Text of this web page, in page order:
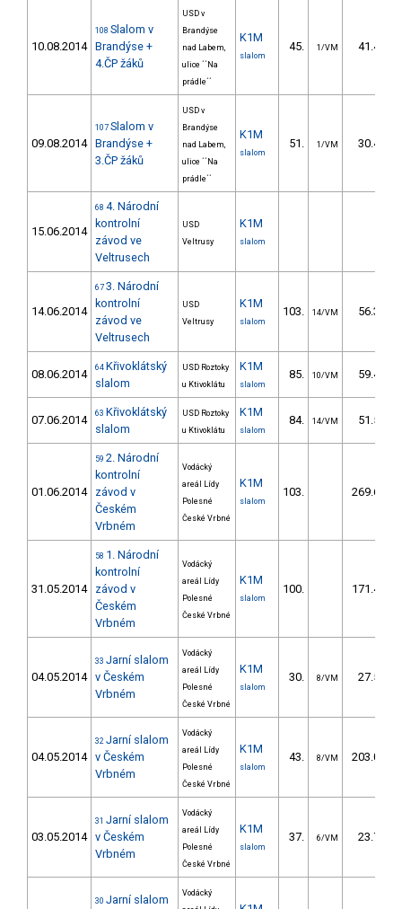
10.08.2014
108 Slalom v
Brandýse +
4.ČP žáků
USD v
Brandýse
nad Labem,
ulice ´´Na
prádle´´
K1M
slalom
45. 1/VM 41.44
09.08.2014
107 Slalom v
Brandýse +
3.ČP žáků
USD v
Brandýse
nad Labem,
ulice ´´Na
prádle´´
K1M
slalom
51. 1/VM 30.47
15.06.2014
68 4. Národní
kontrolní
závod ve
Veltrusech
USD
Veltrusy
K1M
slalom
14.06.2014
67 3. Národní
kontrolní
závod ve
Veltrusech
USD
Veltrusy
K1M
slalom
103. 14/VM 56.33
08.06.2014 64 Křivoklátský
slalom
USD Roztoky
u Ktivoklátu
K1M
slalom
85. 10/VM 59.44
07.06.2014 63 Křivoklátský
slalom
USD Roztoky
u Ktivoklátu
K1M
slalom
84. 14/VM 51.50
01.06.2014
59 2. Národní
kontrolní
závod v
Českém
Vrbném
Vodácký
areál Lídy
Polesné
České Vrbné
K1M
slalom
103. 269.64
31.05.2014
58 1. Národní
kontrolní
závod v
Českém
Vrbném
Vodácký
areál Lídy
Polesné
České Vrbné
K1M
slalom
100. 171.42
04.05.2014
33 Jarní slalom
v Českém
Vrbném
Vodácký
areál Lídy
Polesné
České Vrbné
K1M
slalom
30. 8/VM 27.55
04.05.2014
32 Jarní slalom
v Českém
Vrbném
Vodácký
areál Lídy
Polesné
České Vrbné
K1M
slalom
43. 8/VM 203.03
03.05.2014
31 Jarní slalom
v Českém
Vrbném
Vodácký
areál Lídy
Polesné
České Vrbné
K1M
slalom
37. 6/VM 23.79
30 Jarní slalom
Vodácký